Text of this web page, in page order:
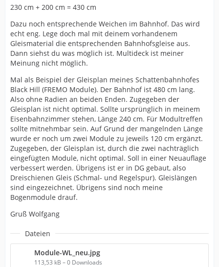
230 cm + 200 cm = 430 cm
Dazu noch entsprechende Weichen im Bahnhof. Das wird
echt eng. Lege doch mal mit deinem vorhandenem
Gleismaterial die entsprechenden Bahnhofsgleise aus.
Dann siehst du was möglich ist. Multideck ist meiner
Meinung nicht möglich.
Mal als Beispiel der Gleisplan meines Schattenbahnhofes
Black Hill (FREMO Module). Der Bahnhof ist 480 cm lang.
Also ohne Radien an beiden Enden. Zugegeben der
Gleisplan ist nicht optimal. Sollte ursprünglich in meinem
Eisenbahnzimmer stehen, Länge 240 cm. Für Modultreffen
sollte mitnehmbar sein. Auf Grund der mangelnden Länge
wurde er noch um zwei Module zu jeweils 120 cm ergänzt.
Zugegeben, der Gleisplan ist, durch die zwei nachträglich
eingefügten Module, nicht optimal. Soll in einer Neuauflage
verbessert werden. Übrigens ist er in DG gebaut, also
Dreischienen Gleis (Schmal- und Regelspur). Gleislängen
sind eingezeichnet. Übrigens sind noch meine
Bogenmodule drauf.
Gruß Wolfgang
Dateien
Module-WL_neu.jpg
113,53 kB – 0 Downloads